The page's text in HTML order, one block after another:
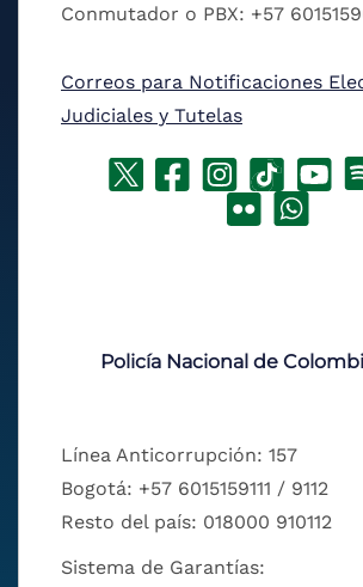
Conmutador o PBX: +57
Correos para Notificaciones
Judiciales y Tutelas
Policía Nacional de
Línea Anticorrupción: 157
Bogotá: +57 6015159111 / 9112
Resto del país: 018000 910112
Sistema de Garantías: